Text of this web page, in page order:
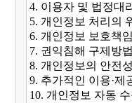
4. 이용자 및 법정대
5. 개인정보 처리의
6. 개인정보 보호책
7. 권익침해 구제방법
8. 개인정보의 안전
9. 추가적인 이용·제
10. 개인정보 자동